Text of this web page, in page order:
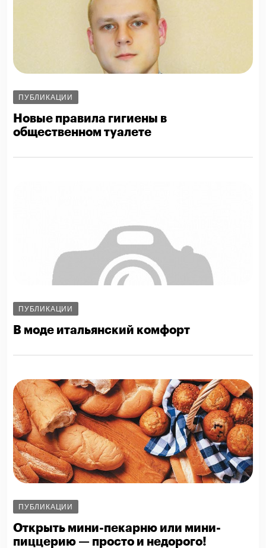
ПУБЛИКАЦИИ
Новые правила гигиены в
общественном туалете
ПУБЛИКАЦИИ
В моде итальянский комфорт
ПУБЛИКАЦИИ
Открыть мини-пекарню или мини-
пиццерию — просто и недорого!